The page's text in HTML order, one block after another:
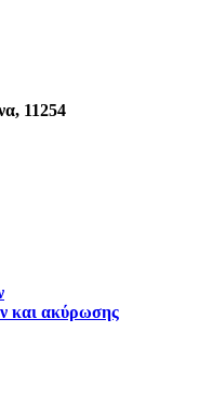
11254
και ακύρωσης